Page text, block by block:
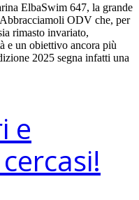
ElbaSwim 647, la grande
ODV che, per
rimasto invariato,
e un obiettivo ancora più
2025 segna infatti una
e